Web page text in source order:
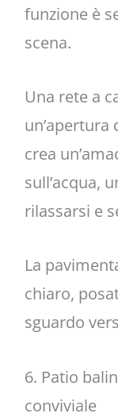
funzione è
scena.
Una rete a
un’apertura
crea
sull’acqua,
rilassarsi e
La
chiaro,
sguardo
6. Patio
conviviale